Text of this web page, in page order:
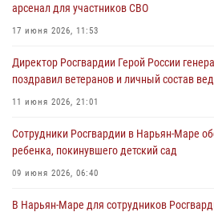
арсенал для участников СВО
17 июня 2026, 11:53
Директор Росгвардии Герой России
поздравил ветеранов и личный состав
11 июня 2026, 21:01
Сотрудники Росгвардии в Нарьян-Маре
ребенка, покинувшего детский сад
09 июня 2026, 06:40
В Нарьян-Маре для сотрудников